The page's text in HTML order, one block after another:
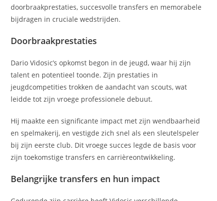
doorbraakprestaties, succesvolle transfers en memorabele
bijdragen in cruciale wedstrijden.
Doorbraakprestaties
Dario Vidosic’s opkomst begon in de jeugd, waar hij zijn
talent en potentieel toonde. Zijn prestaties in
jeugdcompetities trokken de aandacht van scouts, wat
leidde tot zijn vroege professionele debuut.
Hij maakte een significante impact met zijn wendbaarheid
en spelmakerij, en vestigde zich snel als een sleutelspeler
bij zijn eerste club. Dit vroege succes legde de basis voor
zijn toekomstige transfers en carrièreontwikkeling.
Belangrijke transfers en hun impact